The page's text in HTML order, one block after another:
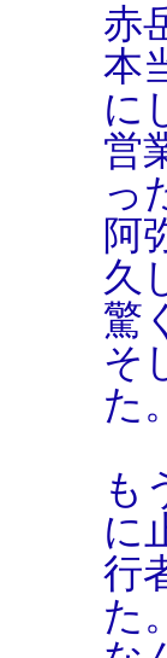
赤
本
に
営
っ
阿
久
驚
そ
た。
も
に
行
た。